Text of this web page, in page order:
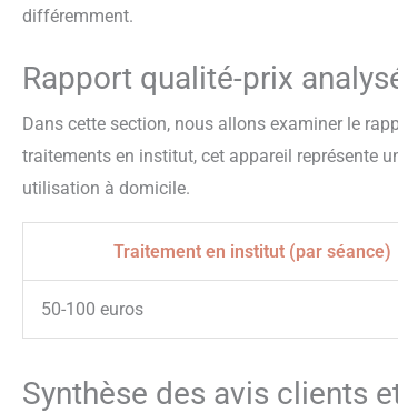
différemment.
Rapport qualité-prix
Dans cette section, nous allons examiner le
traitements en institut, cet appareil représente
utilisation à domicile.
Traitement en institut (par séance)
50-100 euros
Synthèse des avis clients